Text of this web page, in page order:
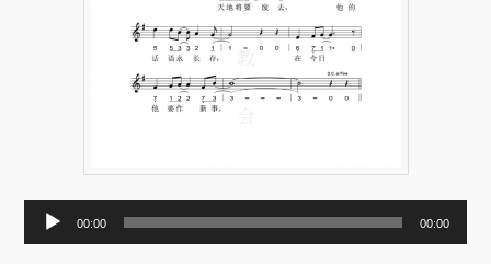
00:00 00:00